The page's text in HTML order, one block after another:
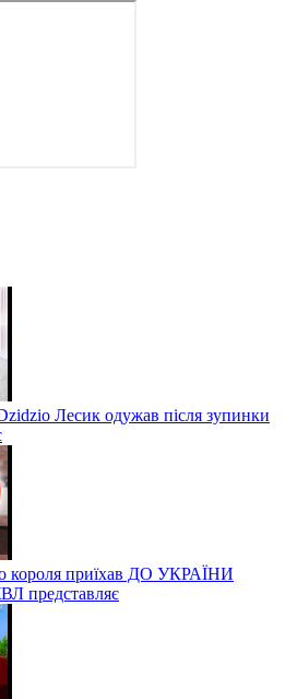
Лесик одужав після зупинки
короля приїхав ДО УКРАЇНИ
представляє